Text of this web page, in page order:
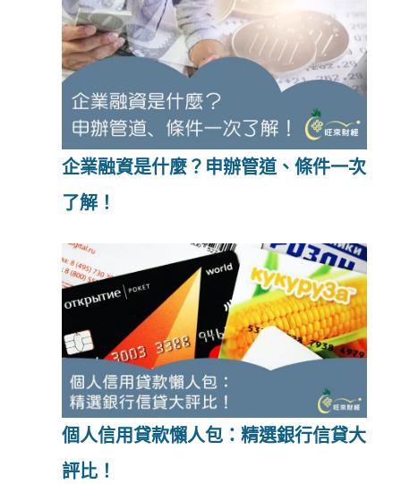
企業融資是什麼？申辦管道、條件一次
了解！
個人信用貸款懶人包：精選銀行信貸大
評比！